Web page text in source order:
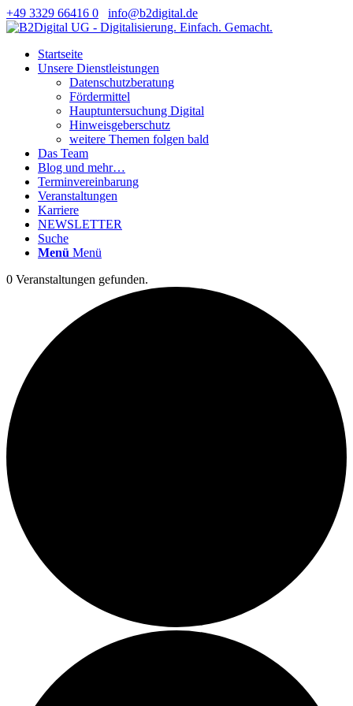
+49 3329 66416 0 info@b2digital.de
Startseite
Unsere Dienstleistungen
Datenschutzberatung
Fördermittel
Hauptuntersuchung Digital
Hinweisgeberschutz
weitere Themen folgen bald
Das Team
Blog und mehr…
Terminvereinbarung
Veranstaltungen
Karriere
NEWSLETTER
Suche
Menü Menü
0 Veranstaltungen gefunden.